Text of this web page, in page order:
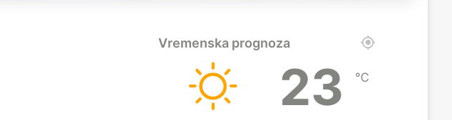
Vremenska prognoza
23 ℃